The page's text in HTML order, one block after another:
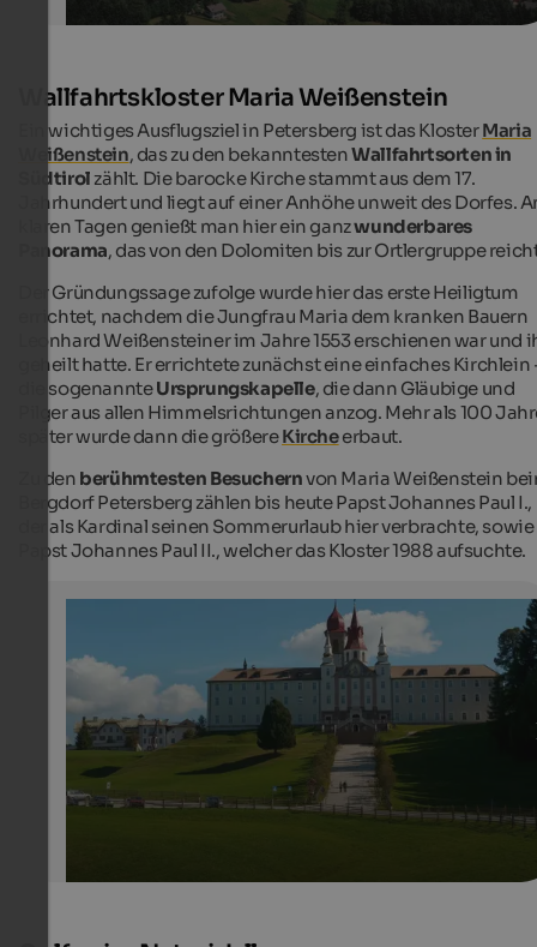
Wallfahrtskloster Maria Weißenstein
Servitenkloster und Wallfahrtskirche am Regglberg bei
Petersberg im Eggental
Eggental Tourismus - Othmar Seehauser
Ein wichtiges Ausflugsziel in Petersberg ist das KlosterMaria
Weißenstein, das zu den bekanntestenWallfahrtsorten in
Südtirol zählt. Die barocke Kirche stammt aus dem 17.
Jahrhundert und liegt auf einer Anhöhe unweit des Dorfes.
klaren Tagen genießt man hier ein ganzwunderbares
Panorama, das von den Dolomiten bis zur Ortlergruppe
Der Gründungssage zufolge wurde hier das erste Heiligtum
errichtet, nachdem die Jungfrau Maria dem kranken Bauern
Leonhard Weißensteiner im Jahre 1553 erschienen war und
geheilt hatte. Er errichtete zunächst eine einfaches Kirchlein
die sogenannteUrsprungskapelle, die dann Gläubige und
Pilger aus allen Himmelsrichtungen anzog. Mehr als 100
später wurde dann die größereKircheerbaut.
Zu den berühmtesten Besuchernvon Maria Weißenstein
Bergdorf Petersberg zählen bis heute Papst Johannes Paul I.,
der als Kardinal seinen Sommerurlaub hier verbrachte, sowie
Papst Johannes Paul II., welcher das Kloster 1988 aufsuchte.